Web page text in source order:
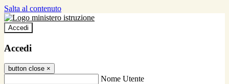
Salta al contenuto
Accedi
Accedi
button close ×
Nome Utente